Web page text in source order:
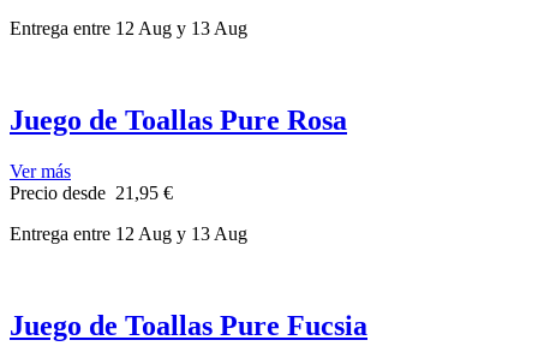
Entrega entre 12 Aug y 13 Aug
Juego de Toallas Pure Rosa
Ver más
Precio desde 21,95 €
Entrega entre 12 Aug y 13 Aug
Juego de Toallas Pure Fucsia